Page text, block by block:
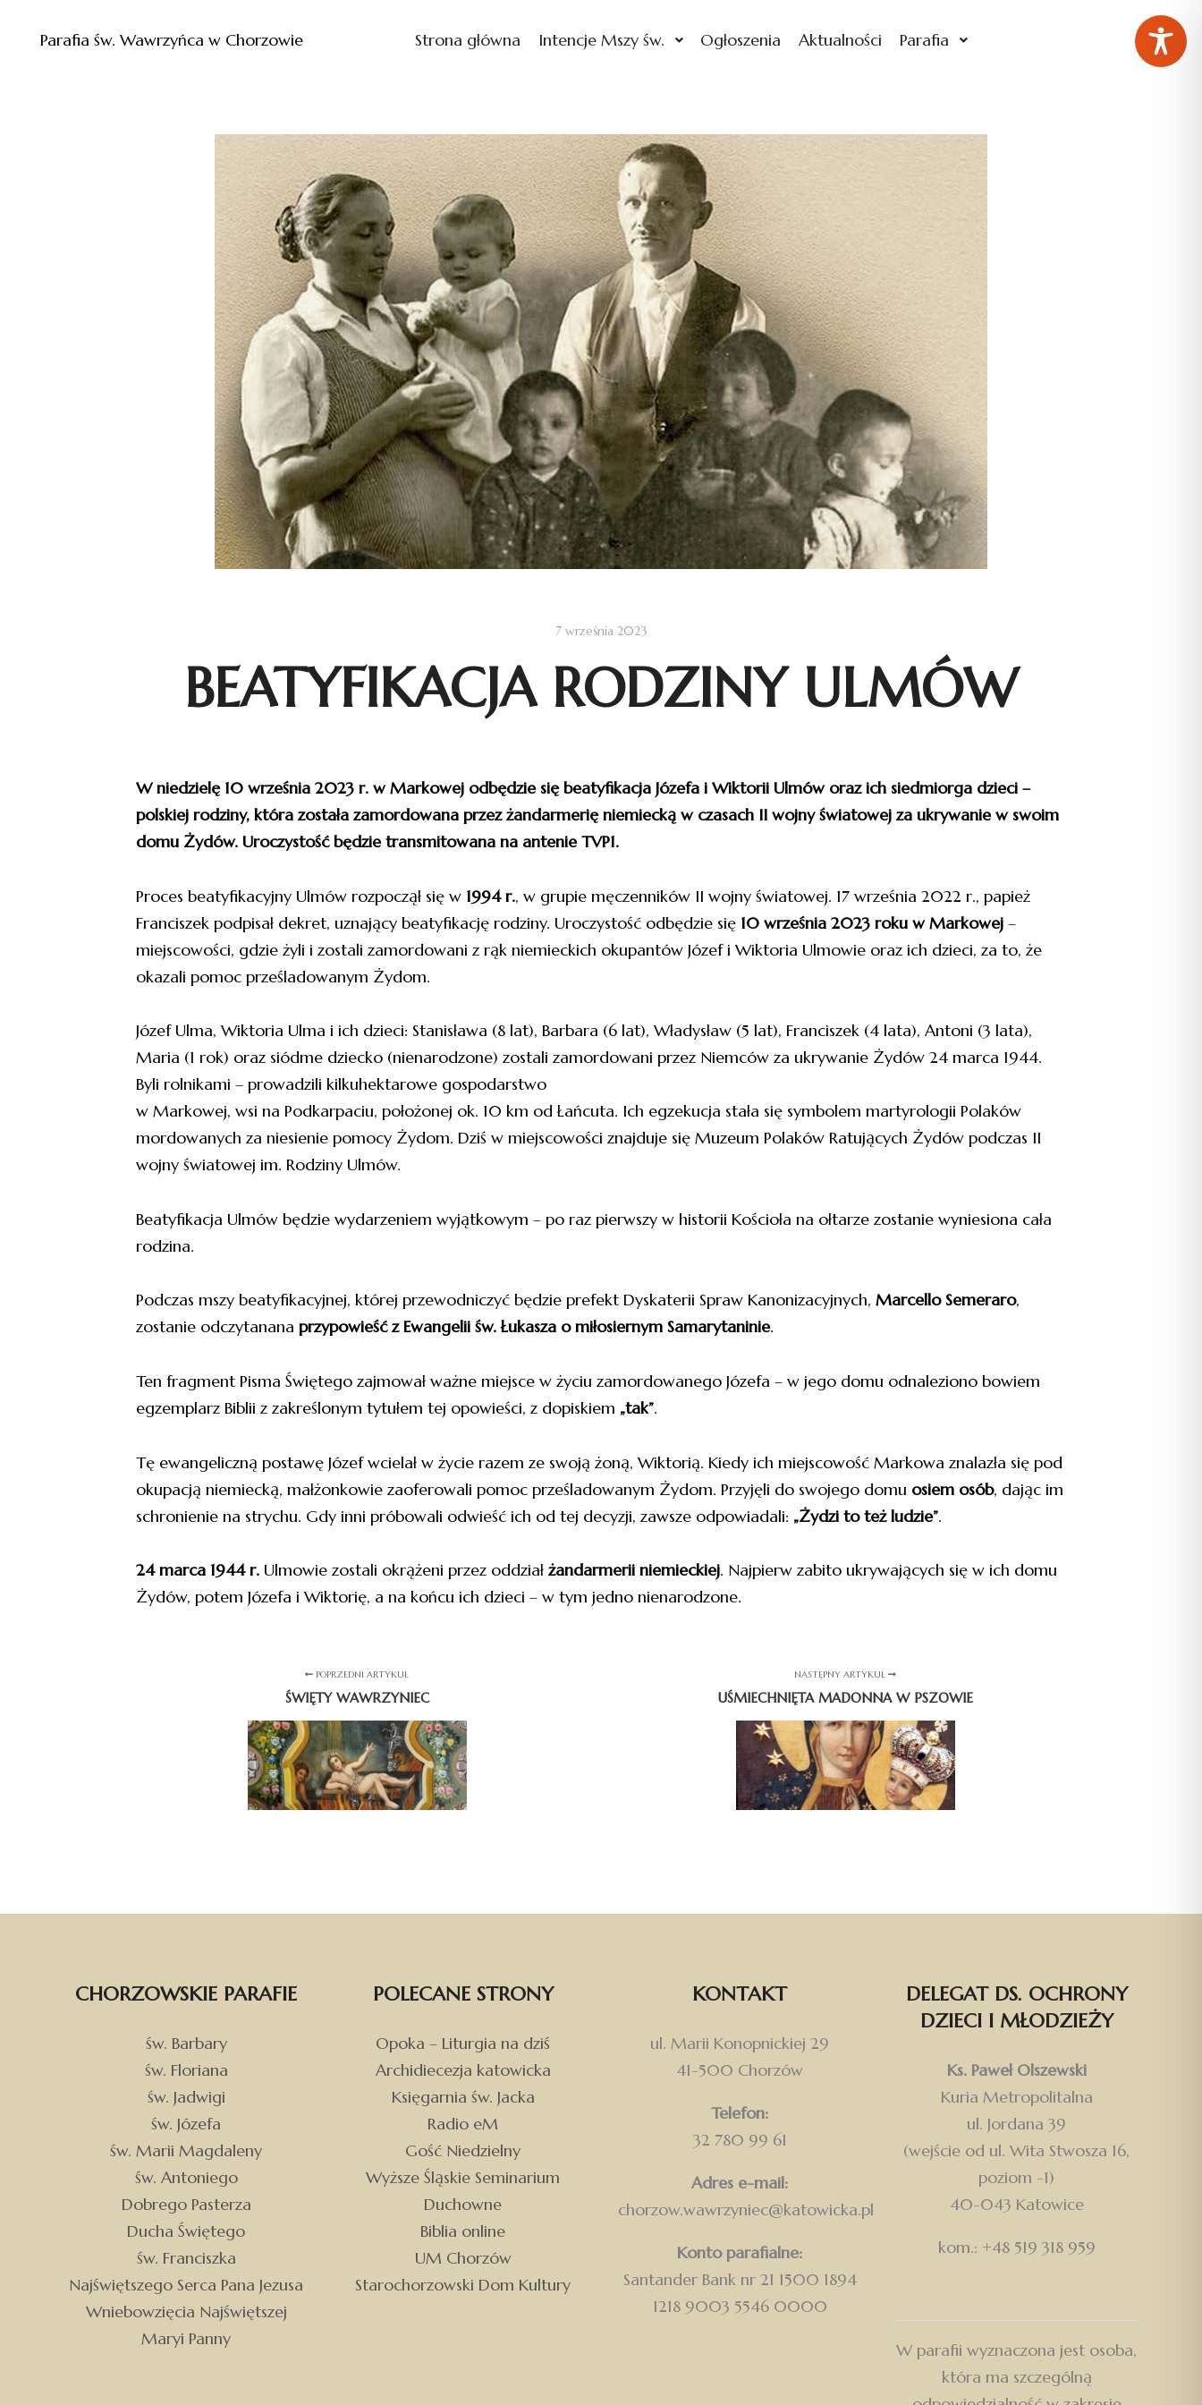
Parafia św. Wawrzyńca w Chorzowie Strona główna Intencje Mszy św. Ogłoszenia Aktualności Parafia
7 września 2023
BEATYFIKACJA RODZINY ULMÓW
W niedzielę 10 września 2023 r. w Markowej odbędzie się beatyfikacja Józefa i Wiktorii Ulmów oraz ich siedmiorga dzieci –
polskiej rodziny, która została zamordowana przez żandarmerię niemiecką w czasach II wojny światowej za ukrywanie w swoim
domu Żydów. Uroczystość będzie transmitowana na antenie TVP1.
Proces beatyfikacyjny Ulmów rozpoczął się w 1994 r., w grupie męczenników II wojny światowej. 17 września 2022 r., papież
Franciszek podpisał dekret, uznający beatyfikację rodziny. Uroczystość odbędzie się 10 września 2023 roku w Markowej –
miejscowości, gdzie żyli i zostali zamordowani z rąk niemieckich okupantów Józef i Wiktoria Ulmowie oraz ich dzieci, za to, że
okazali pomoc prześladowanym Żydom.
Józef Ulma, Wiktoria Ulma i ich dzieci: Stanisława (8 lat), Barbara (6 lat), Władysław (5 lat), Franciszek (4 lata), Antoni (3 lata),
Maria (1 rok) oraz siódme dziecko (nienarodzone) zostali zamordowani przez Niemców za ukrywanie Żydów 24 marca 1944.
Byli rolnikami – prowadzili kilkuhektarowe gospodarstwo
w Markowej, wsi na Podkarpaciu, położonej ok. 10 km od Łańcuta. Ich egzekucja stała się symbolem martyrologii Polaków
mordowanych za niesienie pomocy Żydom. Dziś w miejscowości znajduje się Muzeum Polaków Ratujących Żydów podczas II
wojny światowej im. Rodziny Ulmów.
Beatyfikacja Ulmów będzie wydarzeniem wyjątkowym – po raz pierwszy w historii Kościoła na ołtarze zostanie wyniesiona cała
rodzina.
Podczas mszy beatyfikacyjnej, której przewodniczyć będzie prefekt Dyskaterii Spraw Kanonizacyjnych, Marcello Semeraro,
zostanie odczytanana przypowieść z Ewangelii św. Łukasza o miłosiernym Samarytaninie.
Ten fragment Pisma Świętego zajmował ważne miejsce w życiu zamordowanego Józefa – w jego domu odnaleziono bowiem
egzemplarz Biblii z zakreślonym tytułem tej opowieści, z dopiskiem „tak”.
Tę ewangeliczną postawę Józef wcielał w życie razem ze swoją żoną, Wiktorią. Kiedy ich miejscowość Markowa znalazła się pod
okupacją niemiecką, małżonkowie zaoferowali pomoc prześladowanym Żydom. Przyjęli do swojego domu osiem osób, dając im
schronienie na strychu. Gdy inni próbowali odwieść ich od tej decyzji, zawsze odpowiadali: „Żydzi to też ludzie”.
24 marca 1944 r. Ulmowie zostali okrążeni przez oddział żandarmerii niemieckiej. Najpierw zabito ukrywających się w ich domu
Żydów, potem Józefa i Wiktorię, a na końcu ich dzieci – w tym jedno nienarodzone.
Dołącz do Parafii św. Wawrzyńca w Chorzowie
POPRZEDNI ARTYKUŁ
ŚWIĘTY WAWRZYNIEC
NASTĘPNY ARTYKUŁ
UŚMIECHNIĘTA MADONNA W PSZOWIE
CHORZOWSKIE PARAFIE
św. Barbary
św. Floriana
św. Jadwigi
św. Józefa
św. Marii Magdaleny
św. Antoniego
Dobrego Pasterza
Ducha Świętego
św. Franciszka
Najświętszego Serca Pana Jezusa
Wniebowzięcia Najświętszej
Maryi Panny
POLECANE STRONY
Opoka – Liturgia na dziś
Archidiecezja katowicka
Księgarnia św. Jacka
Radio eM
Gość Niedzielny
Wyższe Śląskie Seminarium
Duchowne
Biblia online
UM Chorzów
Starochorzowski Dom Kultury
KONTAKT
ul. Marii Konopnickiej 29
41-500 Chorzów
Telefon:
32 780 99 61
Adres e-mail:
chorzow.wawrzyniec@katowicka.pl
Konto parafialne:
Santander Bank nr 21 1500 1894
1218 9003 5546 0000
DELEGAT DS. OCHRONY
DZIECI I MŁODZIEŻY
Ks. Paweł Olszewski
Kuria Metropolitalna
ul. Jordana 39
(wejście od ul. Wita Stwosza 16,
poziom -1)
40-043 Katowice
kom.: +48 519 318 959
W parafii wyznaczona jest osoba,
która ma szczególną